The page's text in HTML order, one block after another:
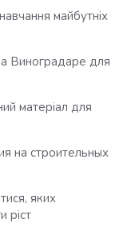
майбутніх
Виноградаре для
матеріал для
на строительных
яких
ріст